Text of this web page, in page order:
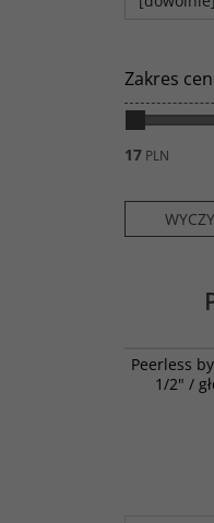
Zakres cen
17 PLN
Peerless
1/2" /